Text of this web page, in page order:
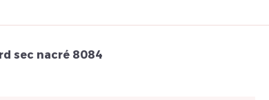
Mot de
sec nacré 8084